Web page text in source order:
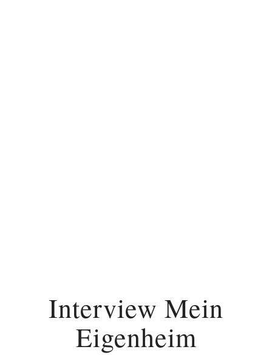
Interview Mein
Eigenheim